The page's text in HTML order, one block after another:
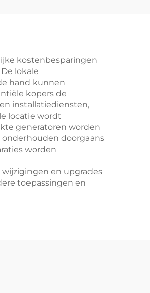
kostenbesparingen
lokale
hand kunnen
kopers de
installatiediensten,
locatie wordt
generatoren worden
onderhouden doorgaans
worden
en upgrades
toepassingen en